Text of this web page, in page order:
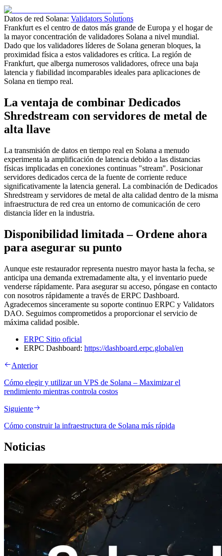
Datos de red Solana: Validators Solutions
Frankfurt es el centro de datos más grande de Europa y el hogar de
la mayor concentración de validadores Solana a nivel mundial.
Dado que los validadores líderes de Solana generan bloques, la
proximidad física a estos validadores es crítica. La región de
Frankfurt, que alberga numerosos validadores, ofrece una baja
latencia y fiabilidad incomparables ideales para aplicaciones de
Solana en tiempo real.
La ventaja de combinar Dedicados
Shredstream con servidores de metal de
alta llave
La transmisión de datos en tiempo real en Solana a menudo
experimenta la amplificación de latencia debido a las distancias
físicas implicadas en conexiones continuas "stream". Posicionar
servidores dedicados cerca de la fuente de corriente reduce
significativamente la latencia general. La combinación de Dedicados
Shredstream y servidores de metal de alta calidad dentro de la misma
infraestructura de red crea un entorno de comunicación de cero
distancia líder en la industria.
Disponibilidad limitada – Ordene ahora
para asegurar su punto
Aunque este restaurador representa nuestro mayor hasta la fecha, se
anticipa una demanda extremadamente alta, y el inventario puede
venderse rápidamente. Para asegurar su acceso, póngase en contacto
con nosotros rápidamente a través de ERPC Dashboard.
Agradecemos sinceramente su soporte continuo ERPC y Validators
DAO. Seguimos comprometidos a proporcionar el servicio de
máxima calidad posible.
ERPC Sitio oficial
ERPC Dashboard: https://dashboard.erpc.global/en
Anterior
Cómo elegir y utilizar un VPS de Solana – Maximizar el
rendimiento mientras controla costos
Siguiente
Cómo construir la infraestructura de Solana más rápida
Noticias